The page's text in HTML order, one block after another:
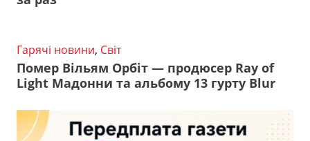
Гарячі новини, Світ
Помер Вільям Орбіт — продюсер Ray of
Light Мадонни та альбому 13 гурту Blur